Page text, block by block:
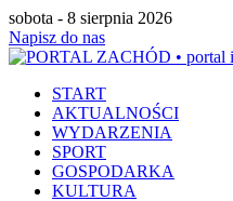
sobota - 8 sierpnia 2026
Napisz do nas
START
AKTUALNOŚCI
WYDARZENIA
SPORT
GOSPODARKA
KULTURA